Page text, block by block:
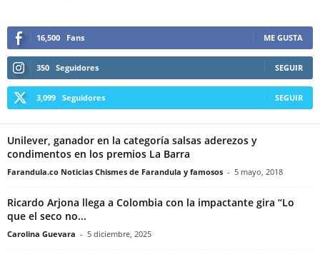
16,500 Fans ME GUSTA
350 Seguidores SEGUIR
3,099 Seguidores SEGUIR
Unilever, ganador en la categoría salsas aderezos y
condimentos en los premios La Barra
Farandula.co Noticias Chismes de Farandula y famosos - 5 mayo, 2018
Ricardo Arjona llega a Colombia con la impactante gira “Lo
que el seco no...
Carolina Guevara - 5 diciembre, 2025